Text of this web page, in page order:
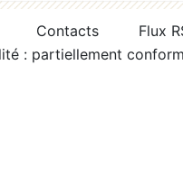
Contacts
Flux
: partiellement